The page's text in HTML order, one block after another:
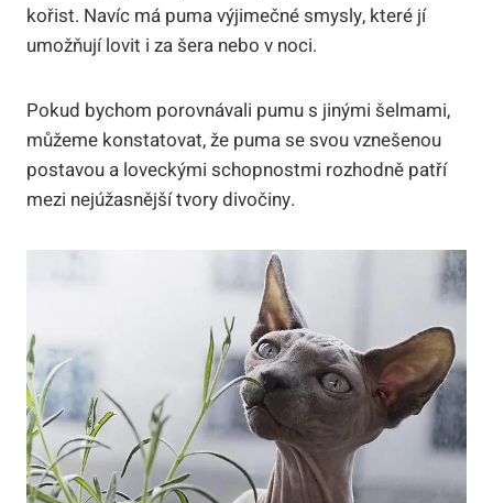
kořist. Navíc má puma výjimečné smysly, které jí
umožňují lovit i za šera nebo v noci.
Pokud bychom porovnávali pumu s jinými šelmami,
můžeme konstatovat, že puma se svou vznešenou
postavou a loveckými schopnostmi rozhodně patří
mezi nejúžasnější tvory divočiny.